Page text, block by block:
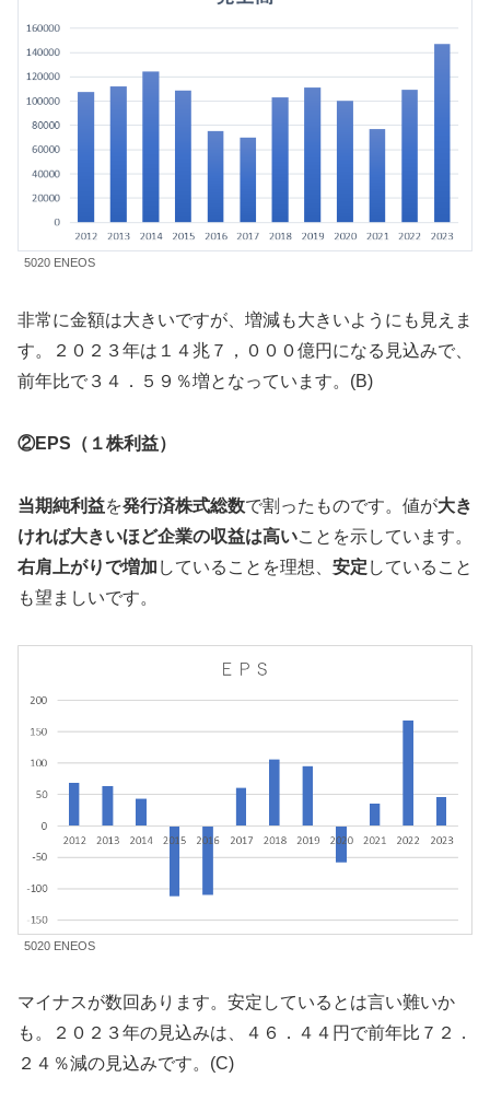
5020 ENEOS
非常に金額は大きいですが、増減も大きいようにも見えま
す。２０２３年は１４兆７，０００億円になる見込みで、
前年比で３４．５９％増となっています。(B)
②EPS（１株利益）
当期純利益を発行済株式総数で割ったものです。値が大き
ければ大きいほど企業の収益は高いことを示しています。
右肩上がりで増加 していることを理想、 安定 していること
も望ましいです。
5020 ENEOS
マイナスが数回あります。安定しているとは言い難いか
も。２０２３年の見込みは、４６．４４円で前年比７２．
２４％減の見込みです。(C)